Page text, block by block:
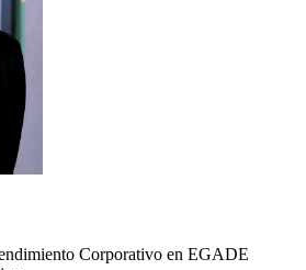
Corporativo en EGADE